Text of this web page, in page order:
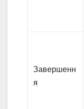
Завершенн
я